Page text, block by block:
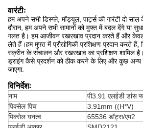
वारंटीः
हम अपने सभी डिस्प्ले, मॉड्यूल, पार्ट्स की गारंटी दो
दौरान, हम अपने सभी सामानों को मुफ्त में बदल देंगे या
गलत है। हम आजीवन रखरखाव प्रदान करते हैं और
लेते हैं।हम मुफ्त में प्रौद्योगिकी प्रशिक्षण प्रदान करते
स्क्रीन के संचालन और रखरखाव का प्रशिक्षण शामिल
ड्राइंग कैसे प्रदर्शन को ठीक करने के लिए और कुछ अन्य
जाएगा.
विनिर्देशः
नाम
पी3.91 एलईडी डांस
पिक्सेल पिच
3.91mm ((H*V)
पिक्सेल घनत्व
65536 डॉट्स/एम2